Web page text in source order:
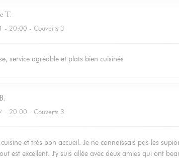
T
- 20:00 - Couverts 3
service agréable et plats bien cuisinés
- 20:00 - Couverts 3
et très bon accueil. Je ne connaissais pas les
est excellent. J'y suis allée avec deux amies qui ont